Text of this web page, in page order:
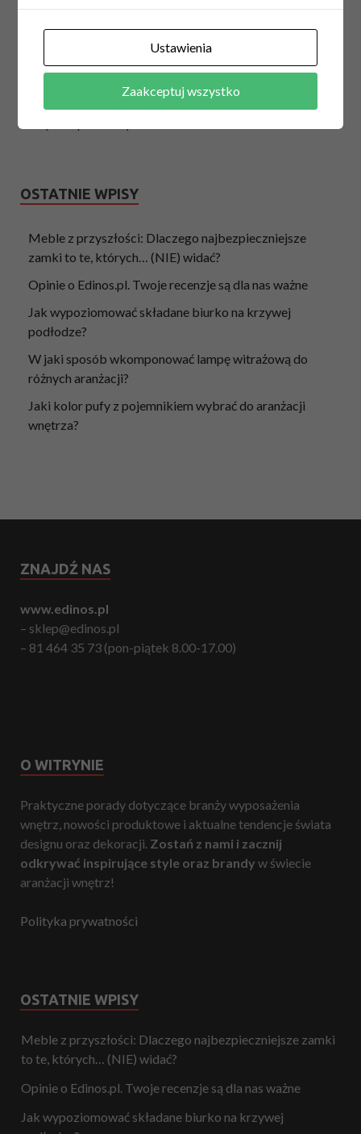
Praktyczne porady dotyczące branży wyposażenia
wnętrz, nowości produktowe i aktualne trendy świata
Zostań z nami i zacznij
odkrywać inspirujące style oraz brandyw świecie
aranżacji wnętrz! Zobacz także nasze produkty oraz
i zacznij zmieniać z nami Twoje wnętrze.
OSTATNIE WPISY
Meble z przyszłości: Dlaczego najbezpieczniejsze
zamki to te, których… (NIE) widać?
Opinie o Edinos.pl. Twoje recenzje są dla nas ważne
Jak wypoziomować składane biurko na krzywej
podłodze?
W jaki sposób wkomponować lampę witrażową do
różnych aranżacji?
Jaki kolor pufy z pojemnikiem wybrać do aranżacji
wnętrza?
ZNAJDŹ NAS
www.edinos.pl
– sklep@edinos.pl
– 81 464 35 73 (pon-piątek 8.00-17.00)
O WITRYNIE
Praktyczne porady dotyczące branży wyposażenia
wnętrz, nowości produktowe i aktualne tendencje świata
designu oraz dekoracji. Zostań z nami i zacznij
odkrywać inspirujące style oraz brandy w świecie
aranżacji wnętrz!
Polityka prywatności
OSTATNIE WPISY
Meble z przyszłości: Dlaczego najbezpieczniejsze zamki
to te, których… (NIE) widać?
Opinie o Edinos.pl. Twoje recenzje są dla nas ważne
Jak wypoziomować składane biurko na krzywej
Ustawienia
Zaakceptuj wszystko